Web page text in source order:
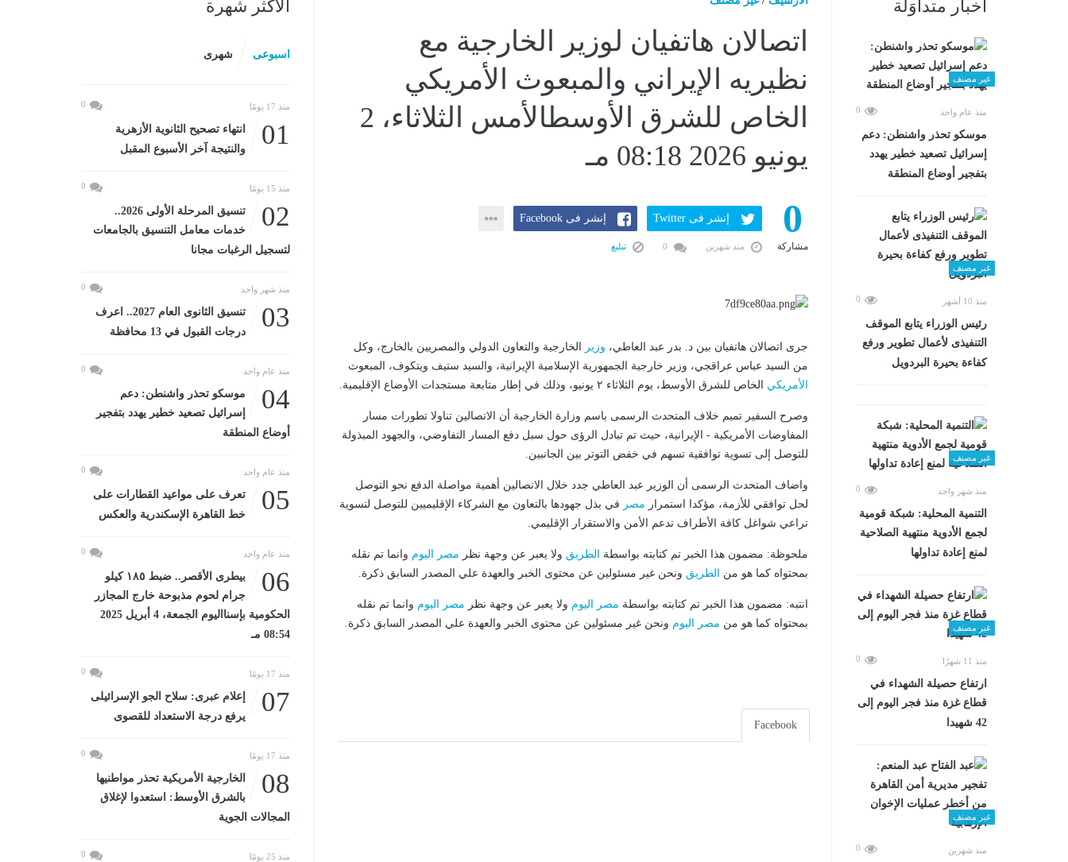
أخبار متداوَلة
غير مصنف
منذ عام واحد 0
موسكو تحذر واشنطن: دعم
إسرائيل تصعيد خطير يهدد
بتفجير أوضاع المنطقة
غير مصنف
منذ 10 أشهر 0
رئيس الوزراء يتابع الموقف
التنفيذى لأعمال تطوير ورفع
كفاءة بحيرة البردويل
غير مصنف
منذ شهر واحد 0
التنمية المحلية: شبكة قومية
لجمع الأدوية منتهية الصلاحية
لمنع إعادة تداولها
غير مصنف
منذ 11 شهرًا 0
ارتفاع حصيلة الشهداء في
قطاع غزة منذ فجر اليوم إلى
42 شهيدا
غير مصنف
منذ شهرين 0
اتصالان هاتفيان لوزير الخارجية مع
نظيريه الإيراني والمبعوث الأمريكي
الخاص للشرق الأوسطالأمس الثلاثاء، 2
يونيو 2026 08:18 مـ
0
مشاركة
إنشر فى Twitter إنشر فى Facebook
منذ شهرين تبليغ
جرى اتصالان هاتفيان بين د. بدر عبد العاطي، وزير
الخارجية والتعاون الدولي والمصريين بالخارج، وكل
من السيد عباس عراقجي، وزير خارجية الجمهورية الإسلامية الإيرانية، والسيد ستيف ويتكوف، المبعوث
الأمريكي الخاص للشرق الأوسط، يوم الثلاثاء ٢ يونيو، وذلك في إطار متابعة مستجدات الأوضاع الإقليمية.
وصرح السفير تميم خلاف المتحدث الرسمى باسم وزارة الخارجية أن الاتصالين تناولا تطورات مسار
المفاوضات الأمريكية - الإيرانية، حيث تم تبادل الرؤى حول سبل دفع المسار التفاوضي، والجهود المبذولة
للتوصل إلى تسوية توافقية تسهم في خفض التوتر بين الجانبين.
واضاف المتحدث الرسمى أن الوزير عبد العاطي جدد خلال الاتصالين أهمية مواصلة الدفع نحو التوصل
لحل توافقي للأزمة، مؤكدا استمرار مصر في بذل جهودها بالتعاون مع الشركاء الإقليميين للتوصل لتسوية
تراعي شواغل كافة الأطراف تدعم الأمن والاستقرار الإقليمي.
ملحوظة: مضمون هذا الخبر تم كتابته بواسطة الطريق ولا يعبر عن وجهة نظر مصر اليوم وانما تم نقله
بمحتواه كما هو من
الطريق ونحن غير مسئولين عن محتوى الخبر والعهدة علي المصدر السابق ذكرة.
انتبه: مضمون هذا الخبر تم كتابته بواسطة مصر اليوم ولا يعبر عن وجهة نظر مصر اليوم وانما تم نقله
بمحتواه كما هو من مصر اليوم ونحن غير مسئولين عن محتوى الخبر والعهدة علي المصدر السابق ذكرة.
Facebook
الأكثر شهرة
اسبوعى شهرى
منذ 17 يومًا 0
01
انتهاء تصحيح الثانوية الأزهرية
والنتيجة آخر الأسبوع المقبل
منذ 15 يومًا 0
02
تنسيق المرحلة الأولى 2026..
خدمات معامل التنسيق بالجامعات
لتسجيل الرغبات مجانا
منذ شهر واحد 0
03
تنسيق الثانوى العام 2027.. اعرف
درجات القبول في 13 محافظة
منذ عام واحد 0
04
موسكو تحذر واشنطن: دعم
إسرائيل تصعيد خطير يهدد بتفجير
أوضاع المنطقة
منذ عام واحد 0
05
تعرف على مواعيد القطارات على
خط القاهرة الإسكندرية والعكس
منذ عام واحد 0
06
بيطرى الأقصر.. ضبط ١٨٥ كيلو
جرام لحوم مذبوحة خارج المجازر
الحكومية بإسنااليوم الجمعة، 4 أبريل 2025
08:54 مـ
منذ 17 يومًا 0
07
إعلام عبرى: سلاح الجو الإسرائيلى
يرفع درجة الاستعداد للقصوى
منذ 17 يومًا 0
08
الخارجية الأمريكية تحذر مواطنيها
بالشرق الأوسط: استعدوا لإغلاق
المجالات الجوية
منذ 25 يومًا 0